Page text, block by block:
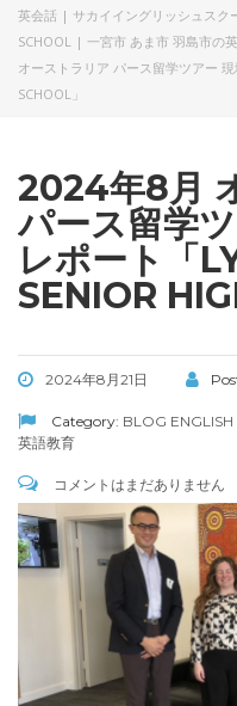
英会話 | サカイイングリッシュスク
SCHOOL | 一宮市 あま市 羽島市の
オーストラリア パース留学ツアー
SCHOOL」
2024年8月
パース留学
レポート「
SENIOR
2024年8月21日
Category: BLOG ENGLISH
英語教育
コメントはまだありません